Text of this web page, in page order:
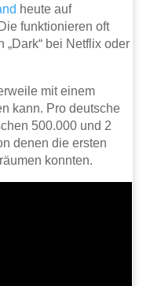
heute auf
funktionieren oft
„Dark“ bei Netflix oder
mit einem
kann. Pro deutsche
500.000 und 2
denen die ersten
konnten.